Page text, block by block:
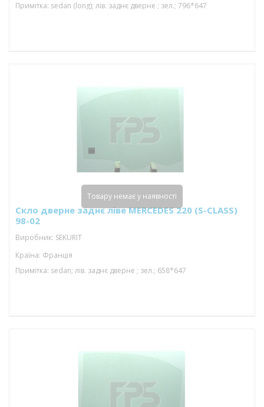
Примітка: sedan (long); лів. заднє дверне ; зел.; 796*647
Скло дверне заднє ліве MERCEDES 220 (S-CLASS)
98-02
Виробник: SEKURIT
Країна: Франція
Примітка: sedan; лів. заднє дверне ; зел.; 658*647
Товару немає у наявності